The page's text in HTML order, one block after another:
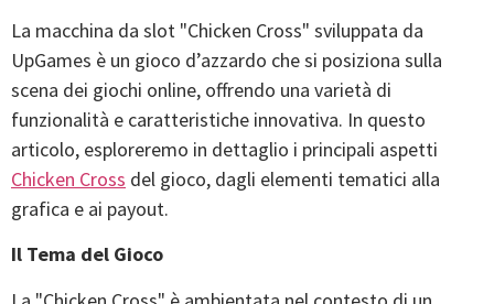
La macchina da slot "Chicken Cross" sviluppata da
UpGames è un gioco d’azzardo che si posiziona sulla
scena dei giochi online, offrendo una varietà di
funzionalità e caratteristiche innovativa. In questo
articolo, esploreremo in dettaglio i principali aspetti
Chicken Cross del gioco, dagli elementi tematici alla
grafica e ai payout.
Il Tema del Gioco